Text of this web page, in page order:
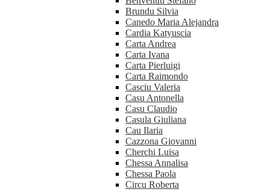
Brundu Silvia
Canedo Maria Alejandra
Cardia Katyuscia
Carta Andrea
Carta Ivana
Carta Pierluigi
Carta Raimondo
Casciu Valeria
Casu Antonella
Casu Claudio
Casula Giuliana
Cau Ilaria
Cazzona Giovanni
Cherchi Luisa
Chessa Annalisa
Chessa Paola
Circu Roberta